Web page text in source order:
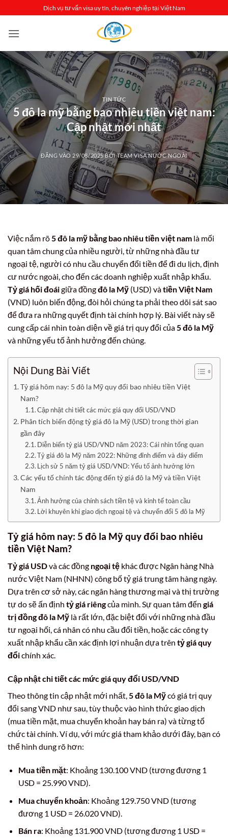
qua
nội
Dịch vụ tư vấn visa uy tín, chuyên nghiệp tại Việt Nam
TIN TỨC
5 đô la mỹ bằng bao nhiêu tiền việt nam:
Cập nhật mới nhất
ĐĂNG VÀO 29/08/2025BỞITEAM VISA NƯỚC NGOÀI
Việc nắm rõ5 đô la mỹ bằng bao nhiêu tiền việt nam là mối
quan tâm chung của nhiều người, từ những nhà đầu tư
ngoại tệ, người có nhu cầu chuyển đổi tiền để đi du lịch, định
cư nước ngoài, cho đến các doanh nghiệp xuất nhập khẩu.
Tỷ giá hối đoáigiữa đồngđô la Mỹ (USD) vàtiền Việt Nam
(VND) luôn biến động, đòi hỏi chúng ta phải theo dõi sát sao
để đưa ra những quyết định tài chính hợp lý. Bài viết này sẽ
cung cấp cái nhìn toàn diện về giá trị quy đổi của5 đô la Mỹ
và những yếu tố ảnh hưởng đến chúng.
Nội Dung Bài Viết
Tỷ giá hôm nay: 5 đô la Mỹ quy đổi bao nhiêu tiền Việt
Nam?
Cập nhật chi tiết các mức giá quy đổi USD/VND
Phân tích biến động tỷ giá đô la Mỹ (USD) trong thời gian
gần đây
Diễn biến tỷ giá USD/VND năm 2023: Cái nhìn tổng quan
Tỷ giá đô la Mỹ năm 2022: Những đỉnh điểm và đáy điểm
Lịch sử 5 năm tỷ giá USD/VND: Yếu tố ảnh hưởng lớn
Các yếu tố chính tác động đến tỷ giá đô la Mỹ và tiền Việt
Nam
Ảnh hưởng của chính sách tiền tệ và kinh tế toàn cầu
Lời khuyên khi giao dịch ngoại tệ và chuyển đổi 5 đô la Mỹ
Tỷ giá hôm nay: 5 đô la Mỹ quy đổi bao nhiêu
tiền Việt Nam?
Tỷ giá USDvà các đồng ngoại tệ khác được Ngân hàng Nhà
nước Việt Nam (NHNN) công bố tỷ giá trung tâm hàng ngày.
Dựa trên cơ sở này, các ngân hàng thương mại và thị trường
tự do sẽ ấn định tỷ giá riêngcủa mình. Sự quan tâm đến giá
trị đồng đô la Mỹ là rất lớn, đặc biệt đối với những nhà đầu
tư ngoại hối, cá nhân có nhu cầu đổi tiền, hoặc các công ty
xuất nhập khẩu cần xác định lợi nhuận dựa trên tỷ giá quy
đổichính xác.
Cập nhật chi tiết các mức giá quy đổi USD/VND
Theo thông tin cập nhật mới nhất,5 đô la Mỹcó giá trị quy
đổi sang VND như sau, tùy thuộc vào hình thức giao dịch
(mua tiền mặt, mua chuyển khoản hay bán ra) và từng tổ
chức tài chính. Ví dụ, với mức giá tham khảo dưới đây, bạn có
thể hình dung rõ hơn:
Mua tiền mặt: Khoảng 130.100 VND (tương đương 1
USD = 25.990 VND).
Mua chuyển khoản: Khoảng 129.750 VND (tương
đương 1 USD = 26.020 VND).
Bán ra: Khoảng 131.900 VND (tương đương 1 USD =